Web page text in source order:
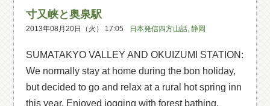
寸又峡と奥泉駅
2013年08月20日（火） 17:05 日本発信四方山話,静岡
SUMATAKYO VALLEY AND OKUIZUMI STATION:
We normally stay at home during the bon holiday,
but decided to go and relax at a rural hot spring inn
this year. Enjoyed jogging with forest bathing,